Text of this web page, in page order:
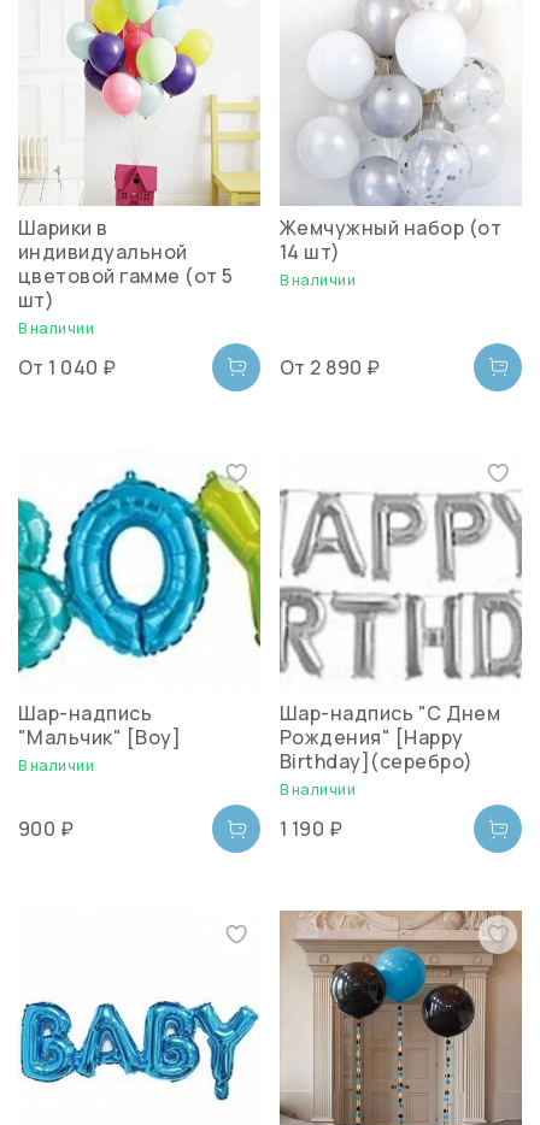
Шарики в
индивидуальной
цветовой гамме (от 5
шт)
В наличии
От 1 040 ₽
Жемчужный набор (от
14 шт)
В наличии
От 2 890 ₽
Шар-надпись
"Мальчик" [Boy]
В наличии
900 ₽
Шар-надпись "С Днем
Рождения" [Happy
Birthday](серебро)
В наличии
1 190 ₽